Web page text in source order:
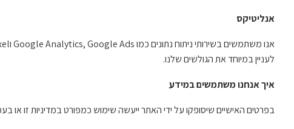
אנליטיקס
לעניין במיוחד את הגולשים שלנו.
איך אנחנו משתמשים במידע
בפרטים האישיים שיסופקו על ידי האתר ייעשה שימוש כמפורט במדיניות זו